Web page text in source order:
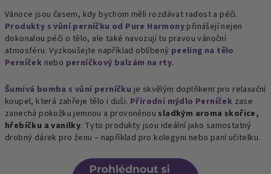
Vánoce jsou časem, kdy bychom měli rozdávat radost a péči.
Produkty s vůní perníčku od Pure Harmony přinášejí nejen
dokonalou péči o tělo, ale také navozují tu pravou vánoční
atmosféru. Vyzkoušejte například oblíbený peeling na tělo
Perníček nebo perníčkový balzám na rty.
Šumivá bomba s vůní perníčku je skvělým doplňkem pro relaxační
koupel, která zahřeje tělo i duši. Přírodní mýdlo Perníček zase
zanechá pokožku jemnou a provoněnou sladkým aroma skořice,
hřebíčku a vanilky. Tyto produkty jsou ideální jako samostatný
drobný dárek pro ženu – například pro kolegyni nebo paní učitelku.